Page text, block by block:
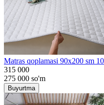
Matras qoplamasi 90x200 sm
315 000
275 000 so'm
Buyurtma